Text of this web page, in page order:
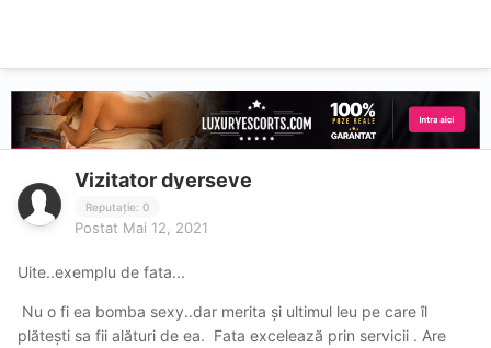
Vizitator dyerseve
Reputație: 0
Postat Mai 12, 2021
Uite..exemplu de fata...
Nu o fi ea bomba sexy..dar merita și ultimul leu pe care îl
plătești sa fii alături de ea. Fata excelează prin servicii . Are